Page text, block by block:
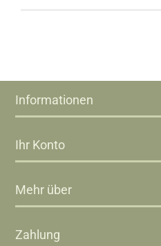
Informationen
Ihr Konto
Mehr über
Zahlung